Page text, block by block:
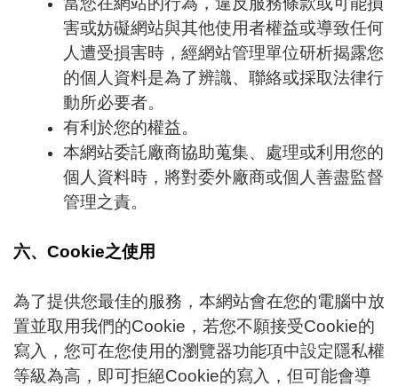
害或妨礙網站與其他使用者權益或導致任何
人遭受損害時，經網站管理單位研析揭露您
的個人資料是為了辨識、聯絡或採取法律行
動所必要者。
有利於您的權益。
本網站委託廠商協助蒐集、處理或利用您的
個人資料時，將對委外廠商或個人善盡監督
管理之責。
六、Cookie之使用
為了提供您最佳的服務，本網站會在您的電腦中放
置並取用我們的Cookie，若您不願接受Cookie的
寫入，您可在您使用的瀏覽器功能項中設定隱私權
等級為高，即可拒絕Cookie的寫入，但可能會導